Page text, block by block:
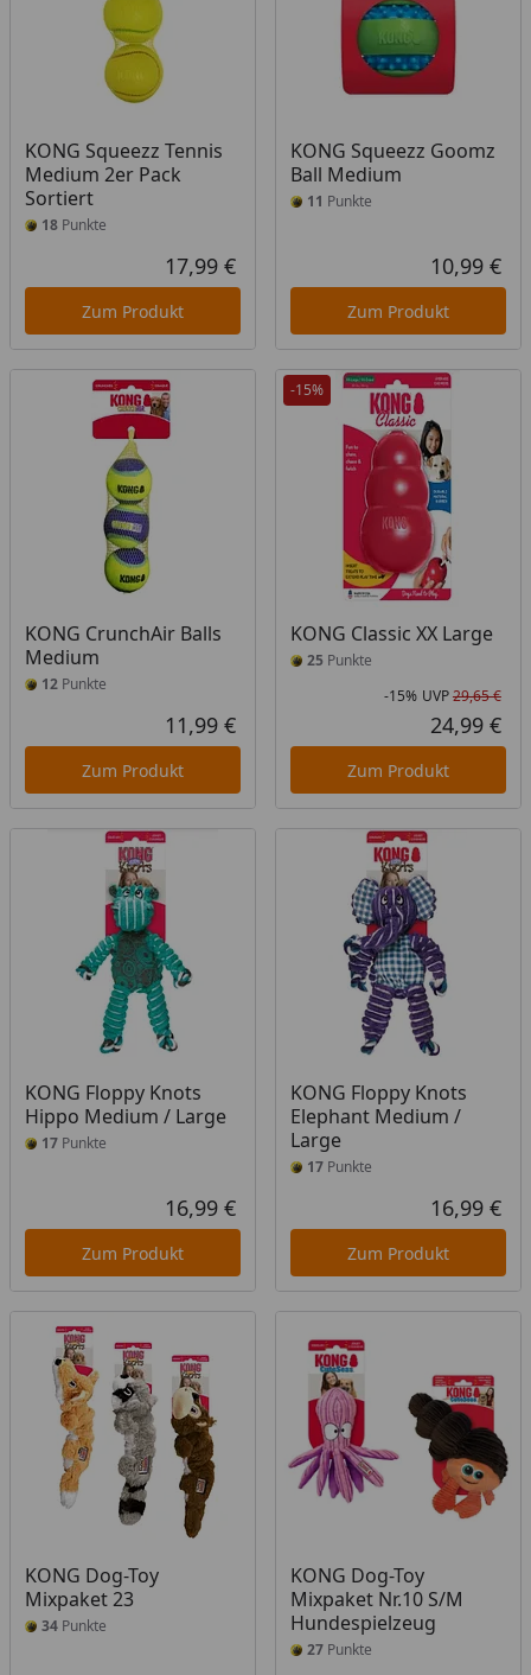
KONG Squeezz Tennis
Medium 2er Pack
Sortiert
18 Punkte
Aktueller Preis
17,99 €
Zum Produkt
KONG Squeezz Goomz
Ball Medium
11 Punkte
10,99 €
Zum Produkt
KONG CrunchAir Balls
Medium
12 Punkte
Aktueller Preis
11,99 €
Zum Produkt
-15%
KONG Classic XX Large
25 Punkte
-15% UVP29,65 €
24,99 €
Zum Produkt
KONG Floppy Knots
Hippo Medium / Large
17 Punkte
Aktueller Preis
16,99 €
Zum Produkt
KONG Floppy Knots
Elephant Medium /
Large
17Punkte
16,99 €
Zum Produkt
KONG Dog-Toy
Mixpaket 23
34 Punkte
KONG Dog-Toy
Mixpaket Nr.10 S/M
Hundespielzeug
27Punkte